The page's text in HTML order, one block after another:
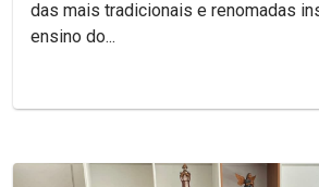
das mais tradicionais e renomadas
ensino do...